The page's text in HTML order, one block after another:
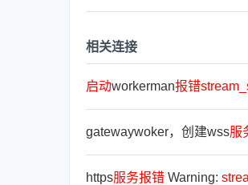
相关连接
启动workerman报错
gatewaywoker，创建wss服
https服务报错 Warning: